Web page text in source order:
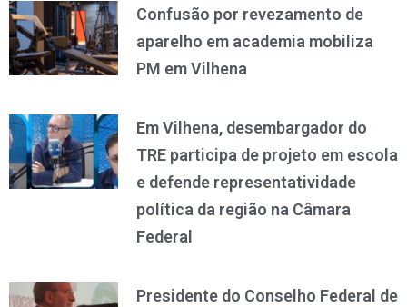
Confusão por revezamento de
aparelho em academia mobiliza
PM em Vilhena
Em Vilhena, desembargador do
TRE participa de projeto em escola
e defende representatividade
política da região na Câmara
Federal
Presidente do Conselho Federal de